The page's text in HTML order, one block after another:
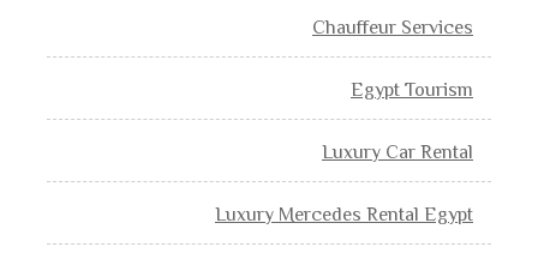
Chauffeur Services
Egypt Tourism
Luxury Car Rental
Luxury Mercedes Rental Egypt